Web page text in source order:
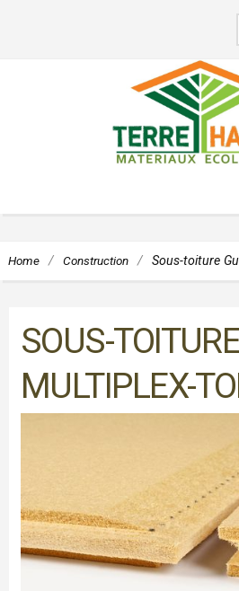
Home / Construction / Sous-toiture
SOUS-
MULTIPLEX-